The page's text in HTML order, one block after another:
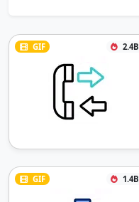
GIF 2.4B
GIF 1.4B